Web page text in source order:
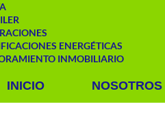
ENERGÉTICAS
INMOBILIARIO
INICIO NOSOTROS